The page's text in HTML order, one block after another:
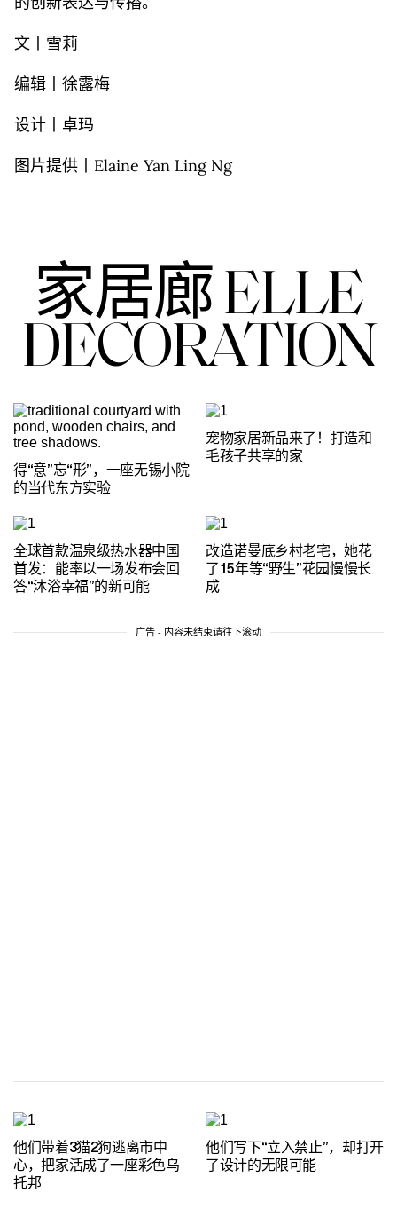
文丨雪莉
编辑丨徐露梅
设计丨卓玛
图片提供丨Elaine Yan Ling Ng
家居廊 ELLE
DECORATION
得“意”忘“形”，一座无锡小院
的当代东方实验
宠物家居新品来了！打造和
毛孩子共享的家
全球首款温泉级热水器中国
首发：能率以一场发布会回
答“沐浴幸福”的新可能
改造诺曼底乡村老宅，她花
了15年等“野生”花园慢慢长
成
广告 - 内容未结束请往下滚动
他们带着3猫2狗逃离市中
心，把家活成了一座彩色乌
托邦
他们写下“立入禁止”，却打开
了设计的无限可能